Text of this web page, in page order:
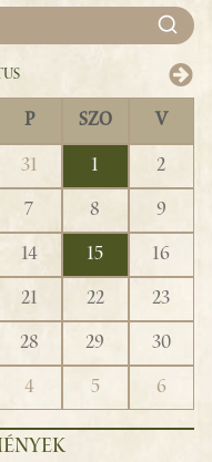
P SZO V
31 1
2
7 8
9
14 15
16
21 22
23
28 29
30
4 5 6